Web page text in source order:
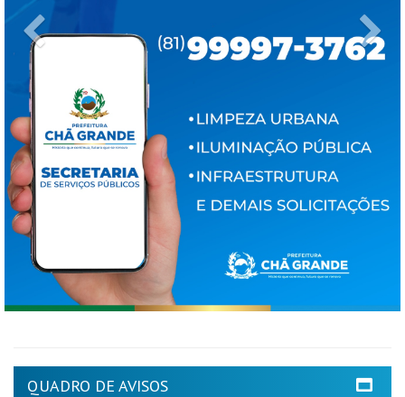
QUADRO DE AVISOS